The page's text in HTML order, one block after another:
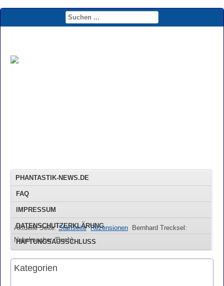
PHANTASTIK-NEWS.DE
FAQ
IMPRESSUM
DATENSCHUTZERKLÄRUNG
HAFTUNGSAUSSCHLUSS
Aktuelle Seite:Startseite Rezensionen
Bernhard Trecksel:
Nebelmacher (Buch)
Kategorien